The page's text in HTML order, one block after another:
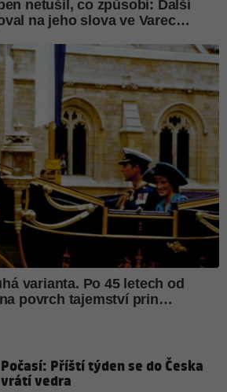
Počasí: Příští týden se do Česka
vrátí vedra